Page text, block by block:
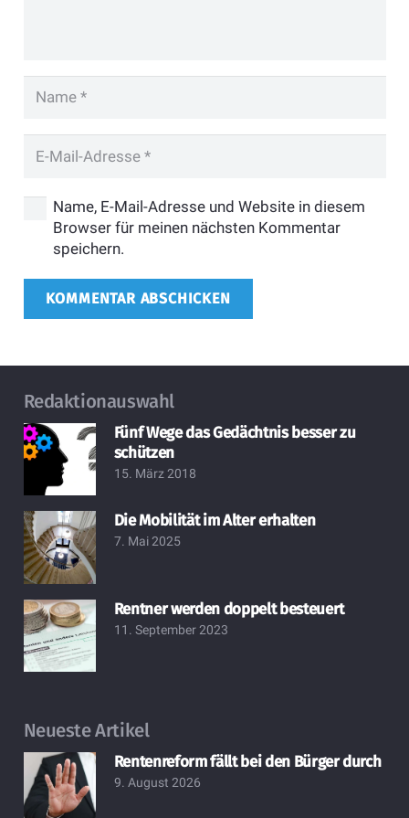
Name, E-Mail-Adresse und Website in diesem
Browser für meinen nächsten Kommentar
speichern.
KOMMENTAR ABSCHICKEN
Redaktionauswahl
Fünf Wege das Gedächtnis besser zu
schützen
15. März 2018
Die Mobilität im Alter erhalten
7. Mai 2025
Rentner werden doppelt besteuert
11. September 2023
Neueste Artikel
Rentenreform fällt bei den Bürger durch
9. August 2026